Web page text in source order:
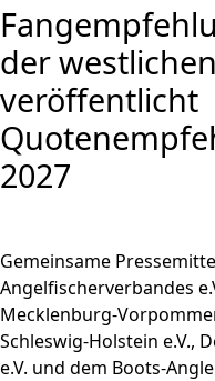
der
veröffentlicht
2027
Gemeinsame
Angelfischerverbandes
Mecklenburg-
Schleswig-Holstein e.V.,
e.V. und dem Boots-